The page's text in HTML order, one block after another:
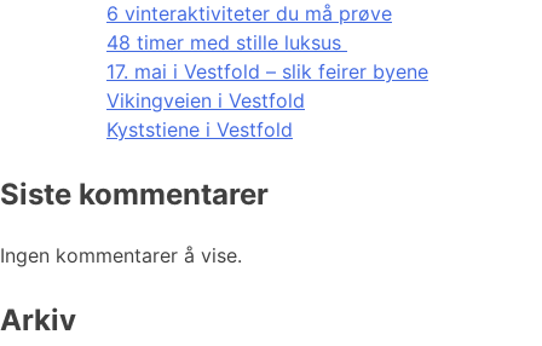
6 vinteraktiviteter du må prøve
48 timer med stille luksus
17. mai i Vestfold – slik feirer byene
Vikingveien i Vestfold
Kyststiene i Vestfold
Siste kommentarer
Ingen kommentarer å vise.
Arkiv